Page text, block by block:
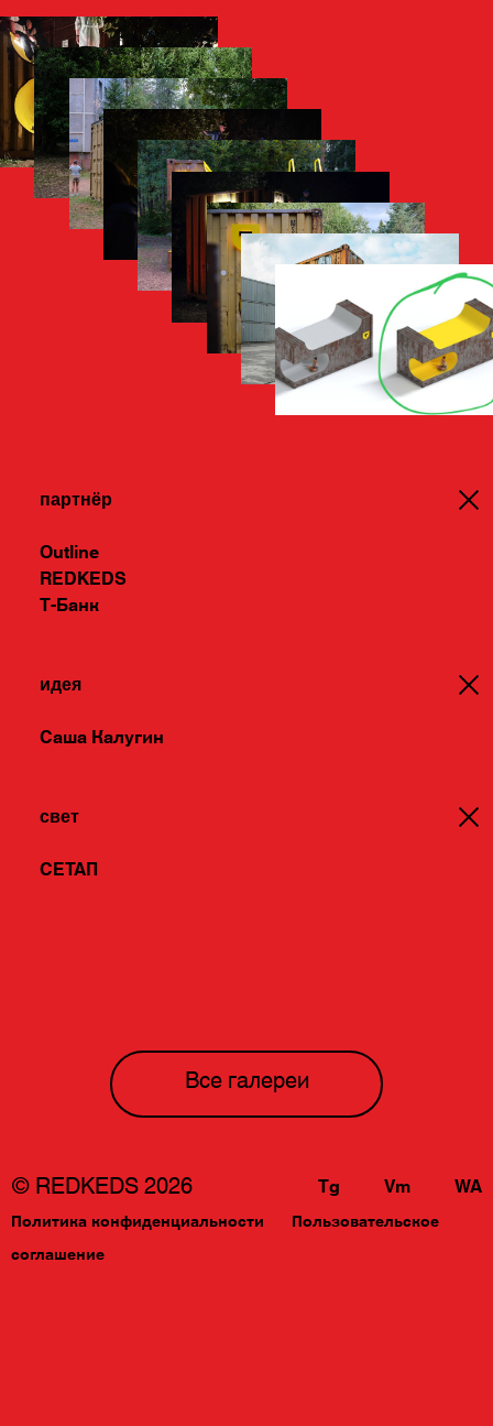
Рентабельность, себестоимость,
увеличение продаж. В этом контексте
грузовой контейнер — символ
существующего экономического
устройства. Этот универсальный, но
безличный объект выражает
стандартизацию и унификацию,
которые доминируют в глобальной
экономике. Он символизирует, как
товарообмен и логистика
трансформируют местные культуры и
последствиям.
POSTCARGO ставит под сомнение
бесконечный экономический рост и
новых экономических моделей,
ориентированных на устойчивость,
идеями Эрнста Фридриха Шумахера и
его книгой «Малое прекрасно», мы
партнёр
Outline
REDKEDS
Т-Банк
идея
Саша Калугин
свет
СЕТАП
Все галереи
© REDKEDS 2026 Tg Vm WA
Политика конфиденциальности
Пользовательское
соглашение